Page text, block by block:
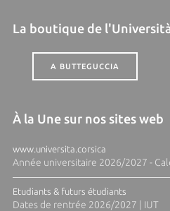
La boutique de
A BUTTEGUCCIA
À la Une sur nos sites web
www.universita.corsica
Année universitaire 2026/2027 -
Etudiants & futurs étudiants
Dates de rentrée 2026/2027 | IUT